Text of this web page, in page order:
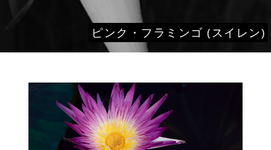
ピンク・フラミンゴ (スイレン)